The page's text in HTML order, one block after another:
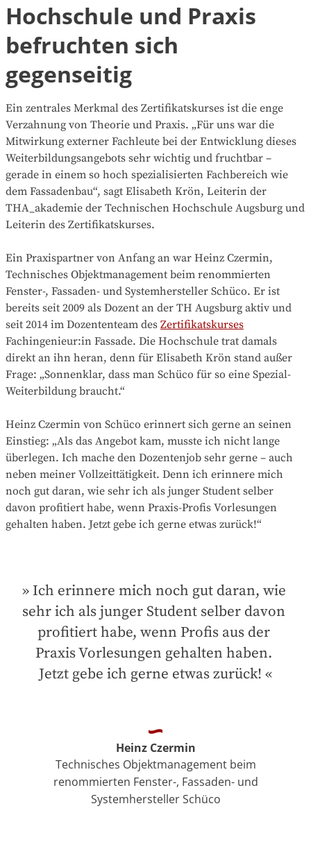
Hochschule und Praxis
befruchten sich
gegenseitig
Ein zentrales Merkmal des Zertifikatskurses ist die enge
Verzahnung von Theorie und Praxis. „Für uns war die
Mitwirkung externer Fachleute bei der Entwicklung dieses
Weiterbildungsangebots sehr wichtig und fruchtbar –
gerade in einem so hoch spezialisierten Fachbereich wie
dem Fassadenbau“, sagt Elisabeth Krön, Leiterin der
THA_akademie der Technischen Hochschule Augsburg und
Leiterin des Zertifikatskurses.
Ein Praxispartner von Anfang an war Heinz Czermin,
Technisches Objektmanagement beim renommierten
Fenster-, Fassaden- und Systemhersteller Schüco. Er ist
bereits seit 2009 als Dozent an der TH Augsburg aktiv und
seit 2014 im Dozententeam des Zertifikatskurses
Fachingenieur:in Fassade. Die Hochschule trat damals
direkt an ihn heran, denn für Elisabeth Krön stand außer
Frage: „Sonnenklar, dass man Schüco für so eine Spezial-
Weiterbildung braucht.“
Heinz Czermin von Schüco erinnert sich gerne an seinen
Einstieg: „Als das Angebot kam, musste ich nicht lange
überlegen. Ich mache den Dozentenjob sehr gerne – auch
neben meiner Vollzeittätigkeit. Denn ich erinnere mich
noch gut daran, wie sehr ich als junger Student selber
davon profitiert habe, wenn Praxis-Profis Vorlesungen
gehalten haben. Jetzt gebe ich gerne etwas zurück!“
Ich erinnere mich noch gut daran, wie
sehr ich als junger Student selber davon
profitiert habe, wenn Profis aus der
Praxis Vorlesungen gehalten haben.
Jetzt gebe ich gerne etwas zurück!
Heinz Czermin
Technisches Objektmanagement beim
renommierten Fenster-, Fassaden- und
Systemhersteller Schüco